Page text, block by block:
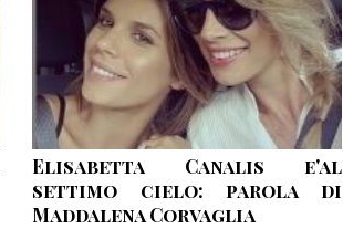
Elisabetta Canalis e'al
settimo cielo: parola di
Maddalena Corvaglia